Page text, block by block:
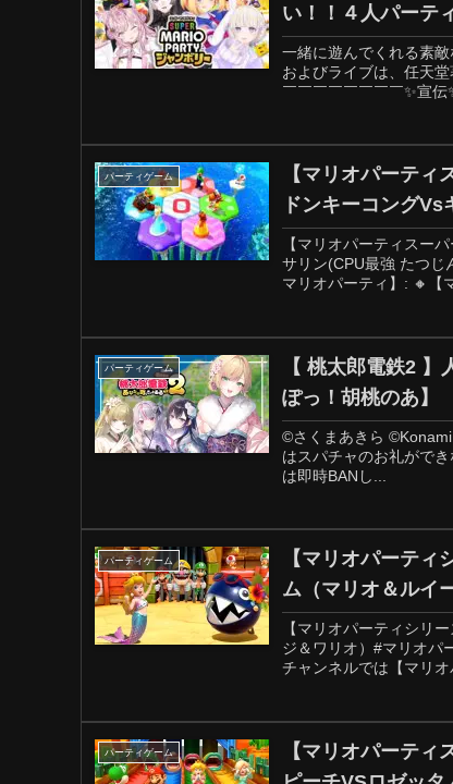
い！！４人パーテ
一緒に遊んでくれる素
およびライブは、任天
￣￣￣￣￣￣￣￣✨宣伝
パーティゲーム
【マリオパーテ
ドンキーコング
【マリオパーティスー
サリン(CPU最強 たつ
マリオパーティ】: 🔸【
パーティゲーム
【 桃太郎電鉄2
ぽっ！胡桃のあ】
©さくまあきら
はスパチャのお礼がで
は即時BANし...
パーティゲーム
【マリオパーテ
ム（マリオ＆ルイ
【マリオパーティシリ
ジ＆ワリオ）#マリオパ
チャンネルでは【マリ
パーティゲーム
【マリオパーテ